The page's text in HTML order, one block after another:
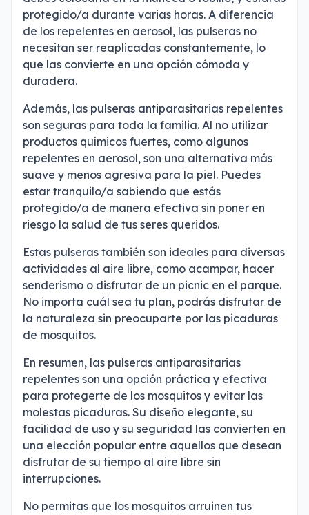
protegido/a durante varias horas. A diferencia
de los repelentes en aerosol, las pulseras no
necesitan ser reaplicadas constantemente, lo
que las convierte en una opción cómoda y
duradera.
Además, las pulseras antiparasitarias repelentes
son seguras para toda la familia. Al no utilizar
productos químicos fuertes, como algunos
repelentes en aerosol, son una alternativa más
suave y menos agresiva para la piel. Puedes
estar tranquilo/a sabiendo que estás
protegido/a de manera efectiva sin poner en
riesgo la salud de tus seres queridos.
Estas pulseras también son ideales para diversas
actividades al aire libre, como acampar, hacer
senderismo o disfrutar de un picnic en el parque.
No importa cuál sea tu plan, podrás disfrutar de
la naturaleza sin preocuparte por las picaduras
de mosquitos.
En resumen, las pulseras antiparasitarias
repelentes son una opción práctica y efectiva
para protegerte de los mosquitos y evitar las
molestas picaduras. Su diseño elegante, su
facilidad de uso y su seguridad las convierten en
una elección popular entre aquellos que desean
disfrutar de su tiempo al aire libre sin
interrupciones.
No permitas que los mosquitos arruinen tus